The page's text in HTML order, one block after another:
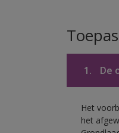
1. De
Het
het